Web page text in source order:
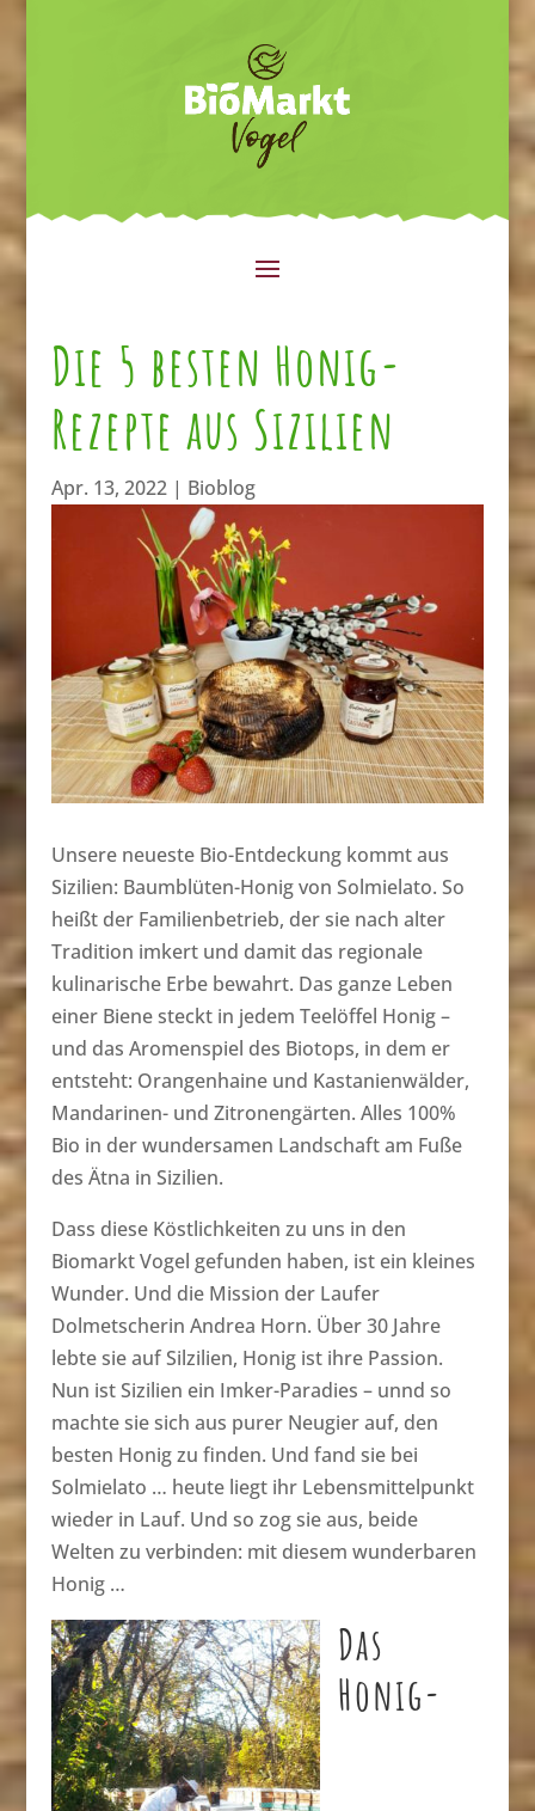
Die 5 besten Honig-
Rezepte aus Sizilien
Apr. 13, 2022| Bioblog
Unsere neueste Bio-Entdeckung kommt aus
Sizilien: Baumblüten-Honig von Solmielato. So
heißt der Familienbetrieb, der sie nach alter
Tradition imkert und damit das regionale
kulinarische Erbe bewahrt. Das ganze Leben
einer Biene steckt in jedem Teelöffel Honig –
und das Aromenspiel des Biotops, in dem er
entsteht: Orangenhaine und Kastanienwälder,
Mandarinen- und Zitronengärten. Alles 100%
Bio in der wundersamen Landschaft am Fuße
des Ätna in Sizilien.
Dass diese Köstlichkeiten zu uns in den
Biomarkt Vogel gefunden haben, ist ein kleines
Wunder. Und die Mission der Laufer
Dolmetscherin Andrea Horn. Über 30 Jahre
lebte sie auf Silzilien, Honig ist ihre Passion.
Nun ist Sizilien ein Imker-Paradies – unnd so
machte sie sich aus purer Neugier auf, den
besten Honig zu finden. Und fand sie bei
Solmielato … heute liegt ihr Lebensmittelpunkt
wieder in Lauf. Und so zog sie aus, beide
Welten zu verbinden: mit diesem wunderbaren
Honig …
Das
Honig-